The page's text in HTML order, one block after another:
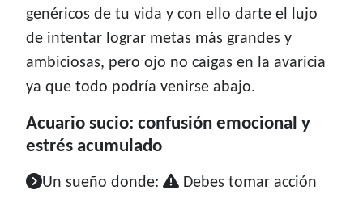
genéricos de tu vida y con ello darte el lujo
de intentar lograr metas más grandes y
ambiciosas, pero ojo no caigas en la avaricia
ya que todo podría venirse abajo.
Acuario sucio: confusión emocional y
estrés acumulado
Un sueño donde: Debes tomar acción